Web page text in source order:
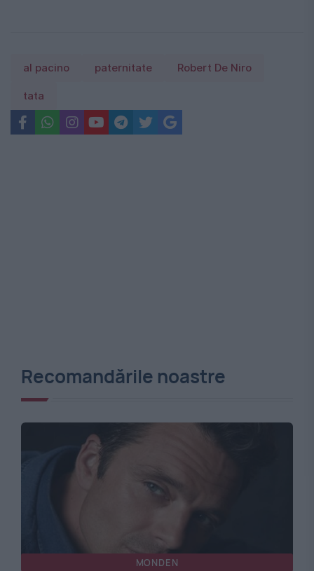
al pacino paternitate Robert De Niro
tata
Recomandările noastre
MONDEN